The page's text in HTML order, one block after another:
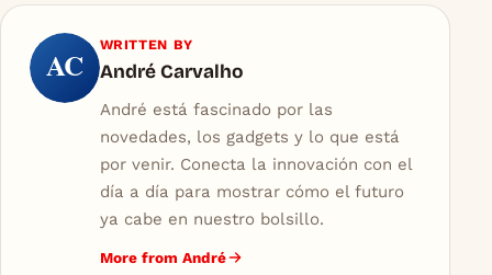
AC
WRITTEN BY
André Carvalho
André está fascinado por las
novedades, los gadgets y lo que está
por venir. Conecta la innovación con el
día a día para mostrar cómo el futuro
ya cabe en nuestro bolsillo.
More from André